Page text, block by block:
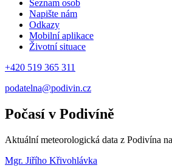
Seznam osob
Napište nám
Odkazy
Mobilní aplikace
Životní situace
+420 519 365 311
podatelna@podivin.cz
Počasí v Podivíně
Aktuální meteorologická data z Podivína
Mgr. Jiřího Křivohlávka